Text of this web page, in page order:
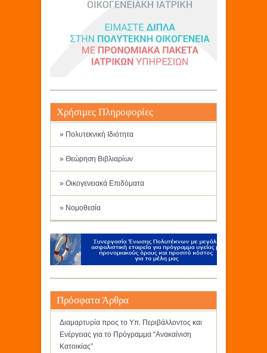
Χρήσιμες Πληροφορίες
» Πολυτεκνική Ιδιότητα
» Θεώρηση Βιβλιαρίων
» Οικογενειακά Επιδόματα
» Νομοθεσία
Πρόσφατα Άρθρα
Διαμαρτυρία προς το Υπ. Περιβάλλοντος και
Ενέργειας για το Πρόγραμμα “Ανακαίνιση
Κατοικίας”